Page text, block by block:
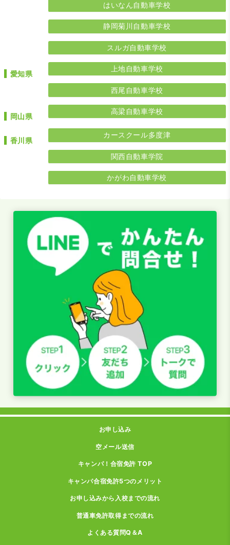
はいなん自動車学校
静岡菊川自動車学校
スルガ自動車学校
愛知県
上地自動車学校
西尾自動車学校
岡山県
高梁自動車学校
香川県
カースクール多度津
関西自動車学院
かがわ自動車学校
お申し込み
空メール送信
キャンパ！合宿免許 TOP
キャンパ合宿免許5つのメリット
お申し込みから入校までの流れ
普通車免許取得までの流れ
よくある質問Q＆A